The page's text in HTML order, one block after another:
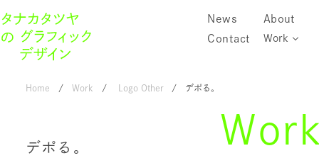
News
About
Contact
Work
Home Work Logo Other デポる。
デポる。